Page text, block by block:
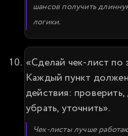
шансов получить
логики.
«Сделай чек-лист по
Каждый пункт должен
действия:
убрать, уточнить».
Чек-листы лучше